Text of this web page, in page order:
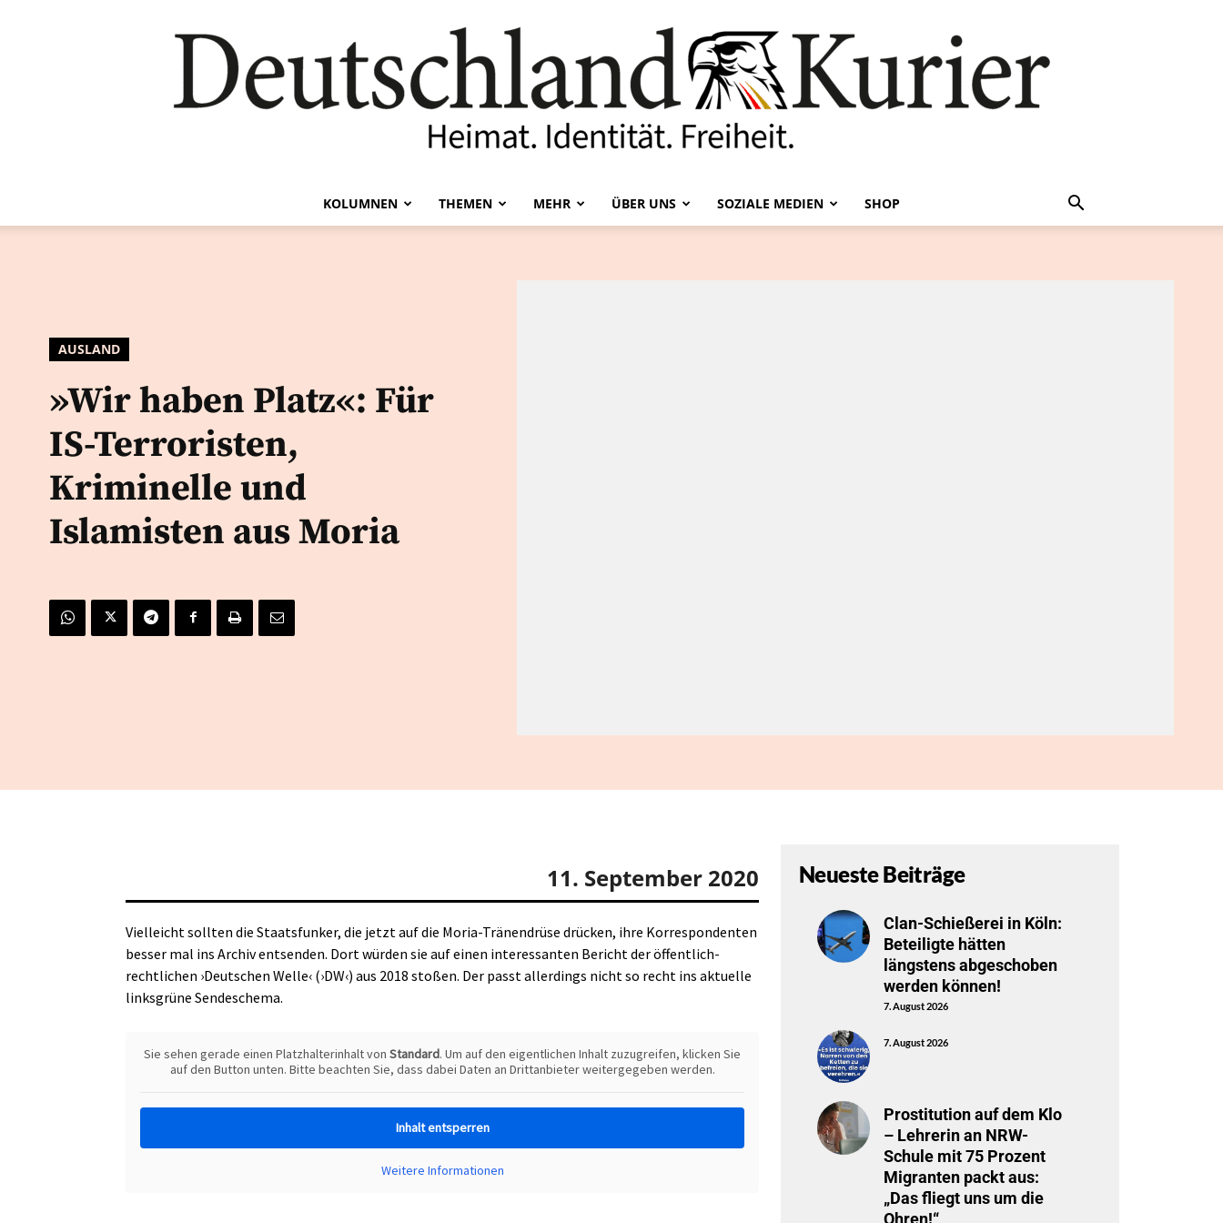
KOLUMNEN THEMEN MEHR ÜBER UNS SOZIALE MEDIEN SHOP
AUSLAND
»Wir haben Platz«: Für
IS-Terroristen,
Kriminelle und
Islamisten aus Moria
11. September 2020
Vielleicht sollten die Staatsfunker, die jetzt auf die Moria-Tränendrüse drücken, ihre Korrespondenten
besser mal ins Archiv entsenden. Dort würden sie auf einen interessanten Bericht der öffentlich-
rechtlichen ›Deutschen Welle‹ (›DW‹) aus 2018 stoßen. Der passt allerdings nicht so recht ins aktuelle
linksgrüne Sendeschema.
Sie sehen gerade einen Platzhalterinhalt von Standard. Um auf den eigentlichen Inhalt zuzugreifen, klicken Sie
auf den Button unten. Bitte beachten Sie, dass dabei Daten an Drittanbieter weitergegeben werden.
Inhalt entsperren
Weitere Informationen
Neueste Beiträge
Clan-Schießerei in Köln:
Beteiligte hätten
längstens abgeschoben
werden können!
7. August 2026
7. August 2026
Prostitution auf dem Klo
– Lehrerin an NRW-
Schule mit 75 Prozent
Migranten packt aus:
„Das fliegt uns um die
Ohren!“